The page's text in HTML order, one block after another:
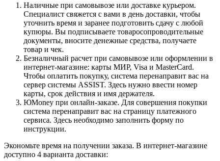
Наличные при самовывозе или доставке курьером.
Специалист свяжется с вами в день доставки, чтобы
уточнить время и заранее подготовить сдачу с любой
купюры. Вы подписываете товаросопроводительные
документы, вносите денежные средства, получаете
товар и чек.
Безналичный расчет при самовывозе или оформлении в
интернет-магазине: карты МИР, Visa и MasterCard.
Чтобы оплатить покупку, система перенаправит вас на
сервер системы ASSIST. Здесь нужно ввести номер
карты, срок действия и имя держателя.
ЮMoney при онлайн-заказе. Для совершения покупки
система перенаправит вас на страницу платежного
сервиса. Здесь необходимо заполнить форму по
инструкции.
Экономьте время на получении заказа. В интернет-магазине
доступно 4 варианта доставки: